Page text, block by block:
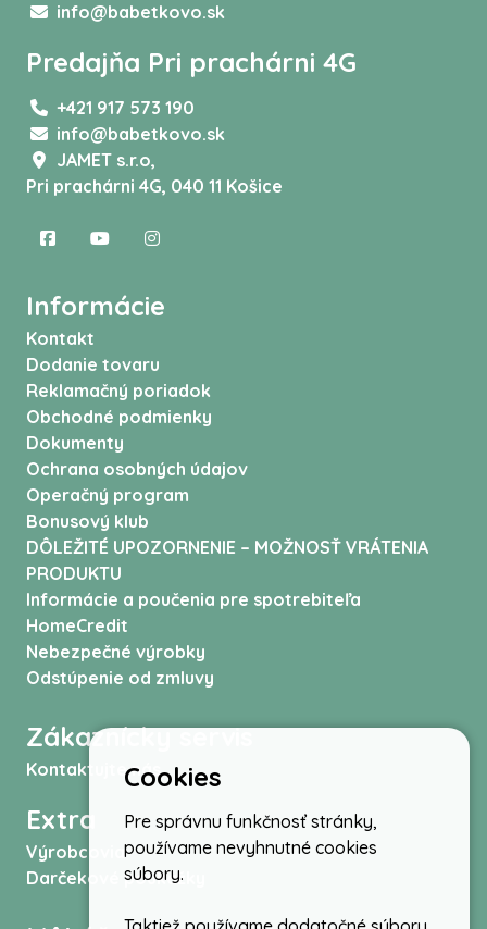
info@babetkovo.sk
Predajňa Pri prachárni 4G
+421 917 573 190
info@babetkovo.sk
JAMET s.r.o,
Pri prachárni 4G, 040 11 Košice
Informácie
Kontakt
Dodanie tovaru
Reklamačný poriadok
Obchodné podmienky
Dokumenty
Ochrana osobných údajov
Operačný program
Bonusový klub
DÔLEŽITÉ UPOZORNENIE – MOŽNOSŤ VRÁTENIA
PRODUKTU
Informácie a poučenia pre spotrebiteľa
HomeCredit
Nebezpečné výrobky
Odstúpenie od zmluvy
Zákaznícky servis
Kontaktujte nás
Extra
Výrobcovia
Darčekové poukážky
Cookies
Pre správnu funkčnosť stránky,
používame nevyhnutné cookies
súbory.